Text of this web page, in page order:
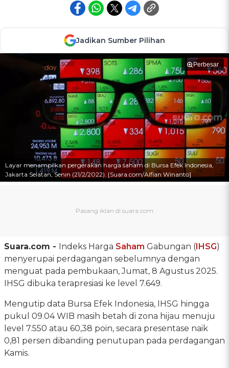
Jadikan Sumber Pilihan
Perbesar
Layar menampilkan pergerakan harga saham di Bursa Efek Indonesia,
Jakarta Selatan, Senin (21/2/2022). [Suara.com/Alfian Winanto]
Suara.com - Indeks Harga Saham Gabungan (IHSG)
menyerupai perdagangan sebelumnya dengan
menguat pada pembukaan, Jumat, 8 Agustus 2025.
IHSG dibuka terapresiasi ke level 7.649.
Mengutip data Bursa Efek Indonesia, IHSG hingga
pukul 09.04 WIB masih betah di zona hijau menuju
level 7.550 atau 60,38 poin, secara presentase naik
0,81 persen dibanding penutupan pada perdagangan
Kamis.